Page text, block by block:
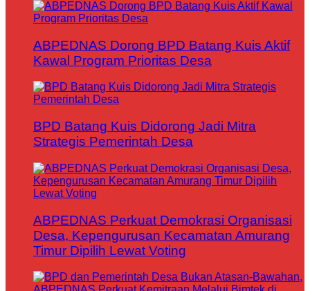
ABPEDNAS Dorong BPD Batang Kuis Aktif
Kawal Program Prioritas Desa
BPD Batang Kuis Didorong Jadi Mitra
Strategis Pemerintah Desa
ABPEDNAS Perkuat Demokrasi Organisasi
Desa, Kepengurusan Kecamatan Amurang
Timur Dipilih Lewat Voting